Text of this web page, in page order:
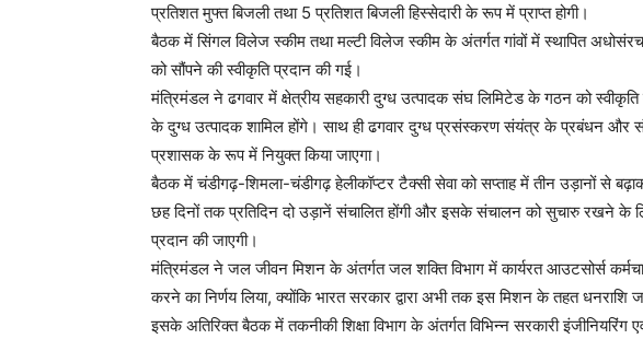
प्रतिशत मुफ्त बिजली तथा 5 प्रतिशत बिजली हिस्सेदारी के रूप में प्राप्त होगी।
बैठक में सिंगल विलेज स्कीम तथा मल्टी विलेज स्कीम के अंतर्गत गांवों में स्थापित
को सौंपने की स्वीकृति प्रदान की गई।
मंत्रिमंडल ने ढगवार में क्षेत्रीय सहकारी दुग्ध उत्पादक संघ लिमिटेड के गठन को
के दुग्ध उत्पादक शामिल होंगे। साथ ही ढगवार दुग्ध प्रसंस्करण संयंत्र के प्रबंधन और
प्रशासक के रूप में नियुक्त किया जाएगा।
बैठक में चंडीगढ़-शिमला-चंडीगढ़ हेलीकॉप्टर टैक्सी सेवा को सप्ताह में तीन उड़ानों से
छह दिनों तक प्रतिदिन दो उड़ानें संचालित होंगी और इसके संचालन को सुचारु रखने के लिए
प्रदान की जाएगी।
मंत्रिमंडल ने जल जीवन मिशन के अंतर्गत जल शक्ति विभाग में कार्यरत आउटसोर्स
करने का निर्णय लिया, क्योंकि भारत सरकार द्वारा अभी तक इस मिशन के तहत धनराशि
इसके अतिरिक्त बैठक में तकनीकी शिक्षा विभाग के अंतर्गत विभिन्न सरकारी इंजीनियरिंग